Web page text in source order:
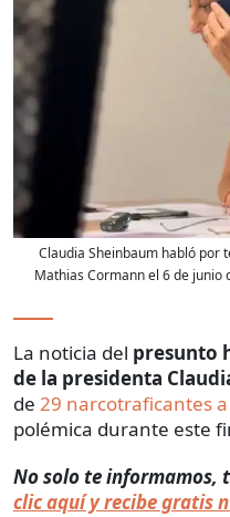
Claudia Sheinbaum habló por
Mathias Cormann el 6 de junio
La noticia del presunto
de la presidenta
de 29 narcotraficantes
polémica durante este
No solo te informamos,
clic aquí y recibe gratis